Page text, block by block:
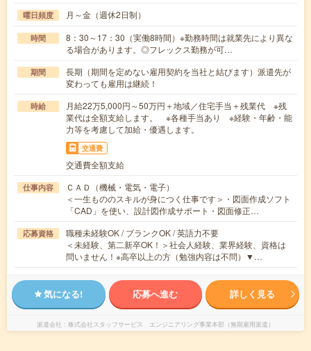
曜日頻度 月～金（週休2日制）
時間
8：30～17：30（実働8時間）※勤務時間は就業先により異な
る場合があります。◎フレックス勤務が可…
期間
長期（期間を定めない雇用契約を当社と結びます）派遣先が
変わっても雇用は継続！
時給
月給22万5,000円～50万円＋地域／住宅手当＋残業代 ※残
業代は全額支給します。 ※各種手当あり ※経験・年齢・能
力等を考慮して加給・優遇します。
交通費
交通費全額支給
仕事内容
ＣＡＤ（機械・電気・電子）
＜一生もののスキルが身につく仕事です＞・図面作成ソフト
「CAD」を使い、設計図作成サポート・図面修正…
応募資格
職種未経験OK / ブランクOK / 英語力不要
＜未経験、第二新卒OK！＞社会人経験、業界経験、資格は
問いません！※高卒以上の方（勉強内容は不問）▼…
気になる! 応募へ進む 詳しく見る
派遣会社 株式会社スタッフサービス エンジニアリング事業本部（無期雇用派遣）